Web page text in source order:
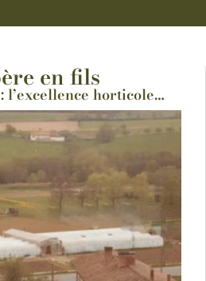
en fils
horticole…